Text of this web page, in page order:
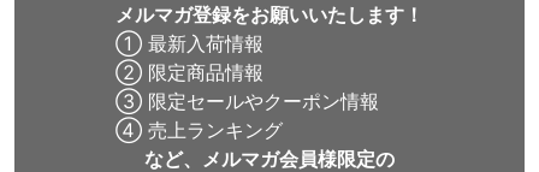
メルマガ登録をお願いいたします！
① 最新入荷情報
② 限定商品情報
③ 限定セールやクーポン情報
④ 売上ランキング
など、メルマガ会員様限定の